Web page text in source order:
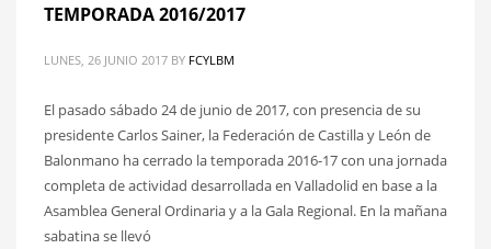
TEMPORADA 2016/2017
LUNES, 26 JUNIO 2017 BY FCYLBM
El pasado sábado 24 de junio de 2017, con presencia de su
presidente Carlos Sainer, la Federación de Castilla y León de
Balonmano ha cerrado la temporada 2016-17 con una jornada
completa de actividad desarrollada en Valladolid en base a la
Asamblea General Ordinaria y a la Gala Regional. En la mañana
sabatina se llevó